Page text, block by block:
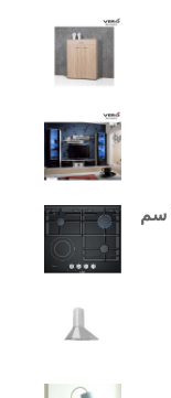
Bosch مسطح بلت إن غاز وكهرباء 60 سم